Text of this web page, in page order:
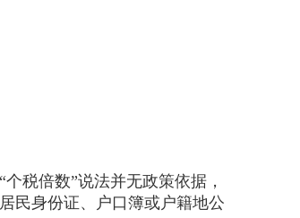
税倍数”说法并无政策依据，
民身份证、户口簿或户籍地公